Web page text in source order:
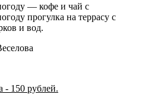
— кофе и чай с
прогулка на террасу с
и вод.
- 150 рублей.